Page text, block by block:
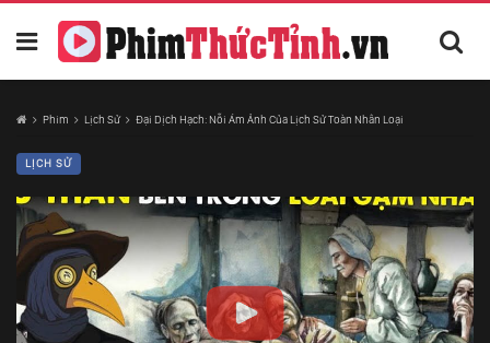
Phim Lịch Sử Đại Dịch Hạch: Nỗi Ám Ảnh Của Lịch Sử Toàn Nhân Loại
LỊCH SỬ